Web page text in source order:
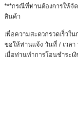
***กรณีที่ท่านต้องการให้จั
สินค้า
เพื่อความสะดวกรวดเร็วใ
ขอให้ท่านแจ้ง วันที่ / เวล
เมื่อท่านทำการโอนชำระเ